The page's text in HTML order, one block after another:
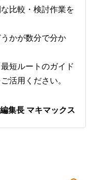
比較・検討作業を
かが数分で分か
短ルートのガイド
活用ください。
編集長 マキマックス